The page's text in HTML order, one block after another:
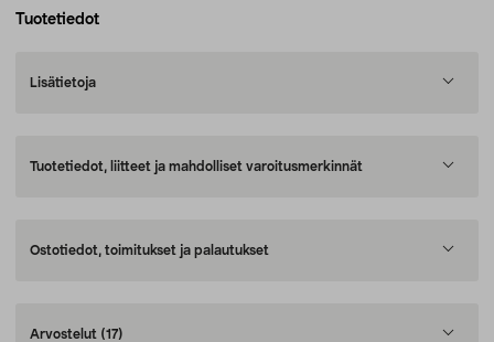
Tuotetiedot
Lisätietoja
Tuotetiedot, liitteet ja mahdolliset varoitusmerkinnät
Ostotiedot, toimitukset ja palautukset
Arvostelut (17)